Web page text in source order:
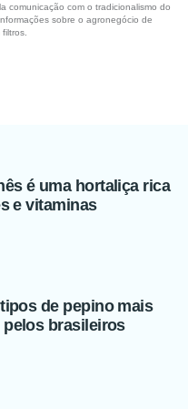
comunicação com o tradicionalismo do
sobre o agronegócio de
é uma hortaliça rica
e vitaminas
de pepino mais
brasileiros